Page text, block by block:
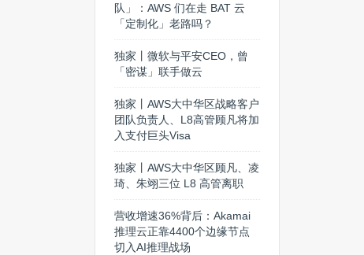
队」：AWS 们在走 BAT 云
「定制化」老路吗？
独家丨微软与平安CEO，曾
「密谋」联手做云
独家丨AWS大中华区战略客户
团队负责人、L8高管顾凡将加
入支付巨头Visa
独家丨AWS大中华区顾凡、凌
琦、朱翊三位 L8 高管离职
营收增速36%背后：Akamai
推理云正靠4400个边缘节点
切入AI推理战场